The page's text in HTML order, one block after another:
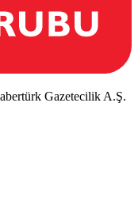
Gazetecilik A.Ş.